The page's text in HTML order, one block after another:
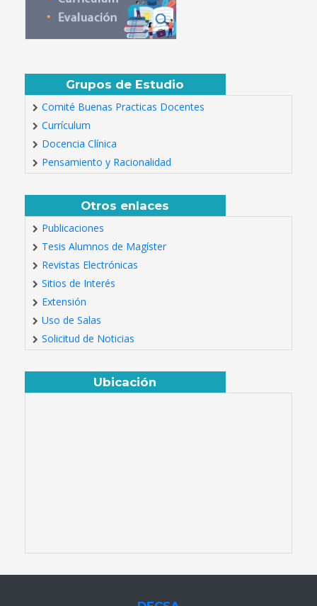
Grupos de Estudio
Comité Buenas Practicas Docentes
Currículum
Docencia Clínica
Pensamiento y Racionalidad
Otros enlaces
Publicaciones
Tesis Alumnos de Magíster
Revistas Electrónicas
Sitios de Interés
Extensión
Uso de Salas
Solicitud de Noticias
Ubicación